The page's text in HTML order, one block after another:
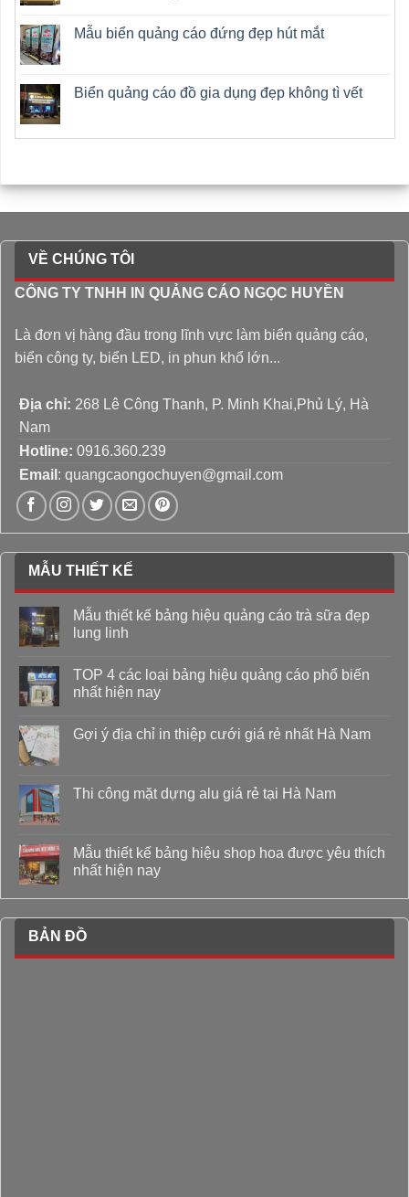
Mẫu biển quảng cáo đứng đẹp hút mắt
Biển quảng cáo đồ gia dụng đẹp không tì vết
VỀ CHÚNG TÔI
CÔNG TY TNHH IN QUẢNG CÁO NGỌC HUYỀN
Là đơn vị hàng đầu trong lĩnh vực làm biển quảng cáo,
biển công ty, biển LED, in phun khổ lớn...
Địa chỉ: 268 Lê Công Thanh, P. Minh Khai,Phủ Lý, Hà
Nam
Hotline: 0916.360.239
Email : quangcaongochuyen@gmail.com
MẪU THIẾT KẾ
Mẫu thiết kế bảng hiệu quảng cáo trà sữa đẹp
lung linh
TOP 4 các loại bảng hiệu quảng cáo phổ biến
nhất hiện nay
Gợi ý địa chỉ in thiệp cưới giá rẻ nhất Hà Nam
Thi công mặt dựng alu giá rẻ tại Hà Nam
Mẫu thiết kế bảng hiệu shop hoa được yêu thích
nhất hiện nay
BẢN ĐỒ